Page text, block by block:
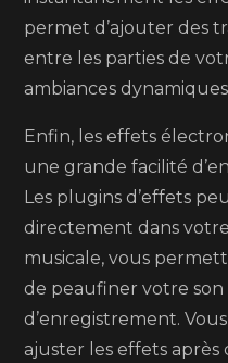
permet d’ajouter des
entre les parties de
ambiances
Enfin, les effets
une grande facilité
Les plugins d’effets
directement dans
musicale, vous
de peaufiner votre
d’enregistrement.
ajuster les effets